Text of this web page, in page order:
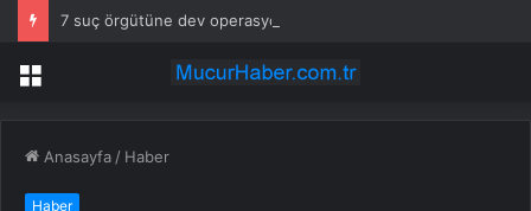
Menü
Anasayfa / Haber
Haber